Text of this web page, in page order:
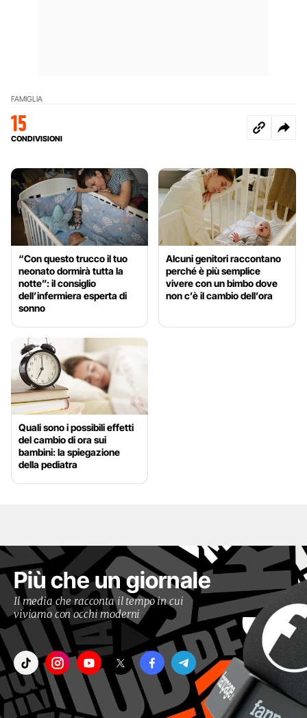
FAMIGLIA
15
CONDIVISIONI
“Con questo trucco il tuo
neonato dormirà tutta la
notte”: il consiglio
dell’infermiera esperta di
sonno
Alcuni genitori raccontano
perché è più semplice
vivere con un bimbo dove
non c’è il cambio dell’ora
Quali sono i possibili effetti
del cambio di ora sui
bambini: la spiegazione
della pediatra
Più che un giornale
Il media che racconta il tempo in cui
viviamo con occhi moderni